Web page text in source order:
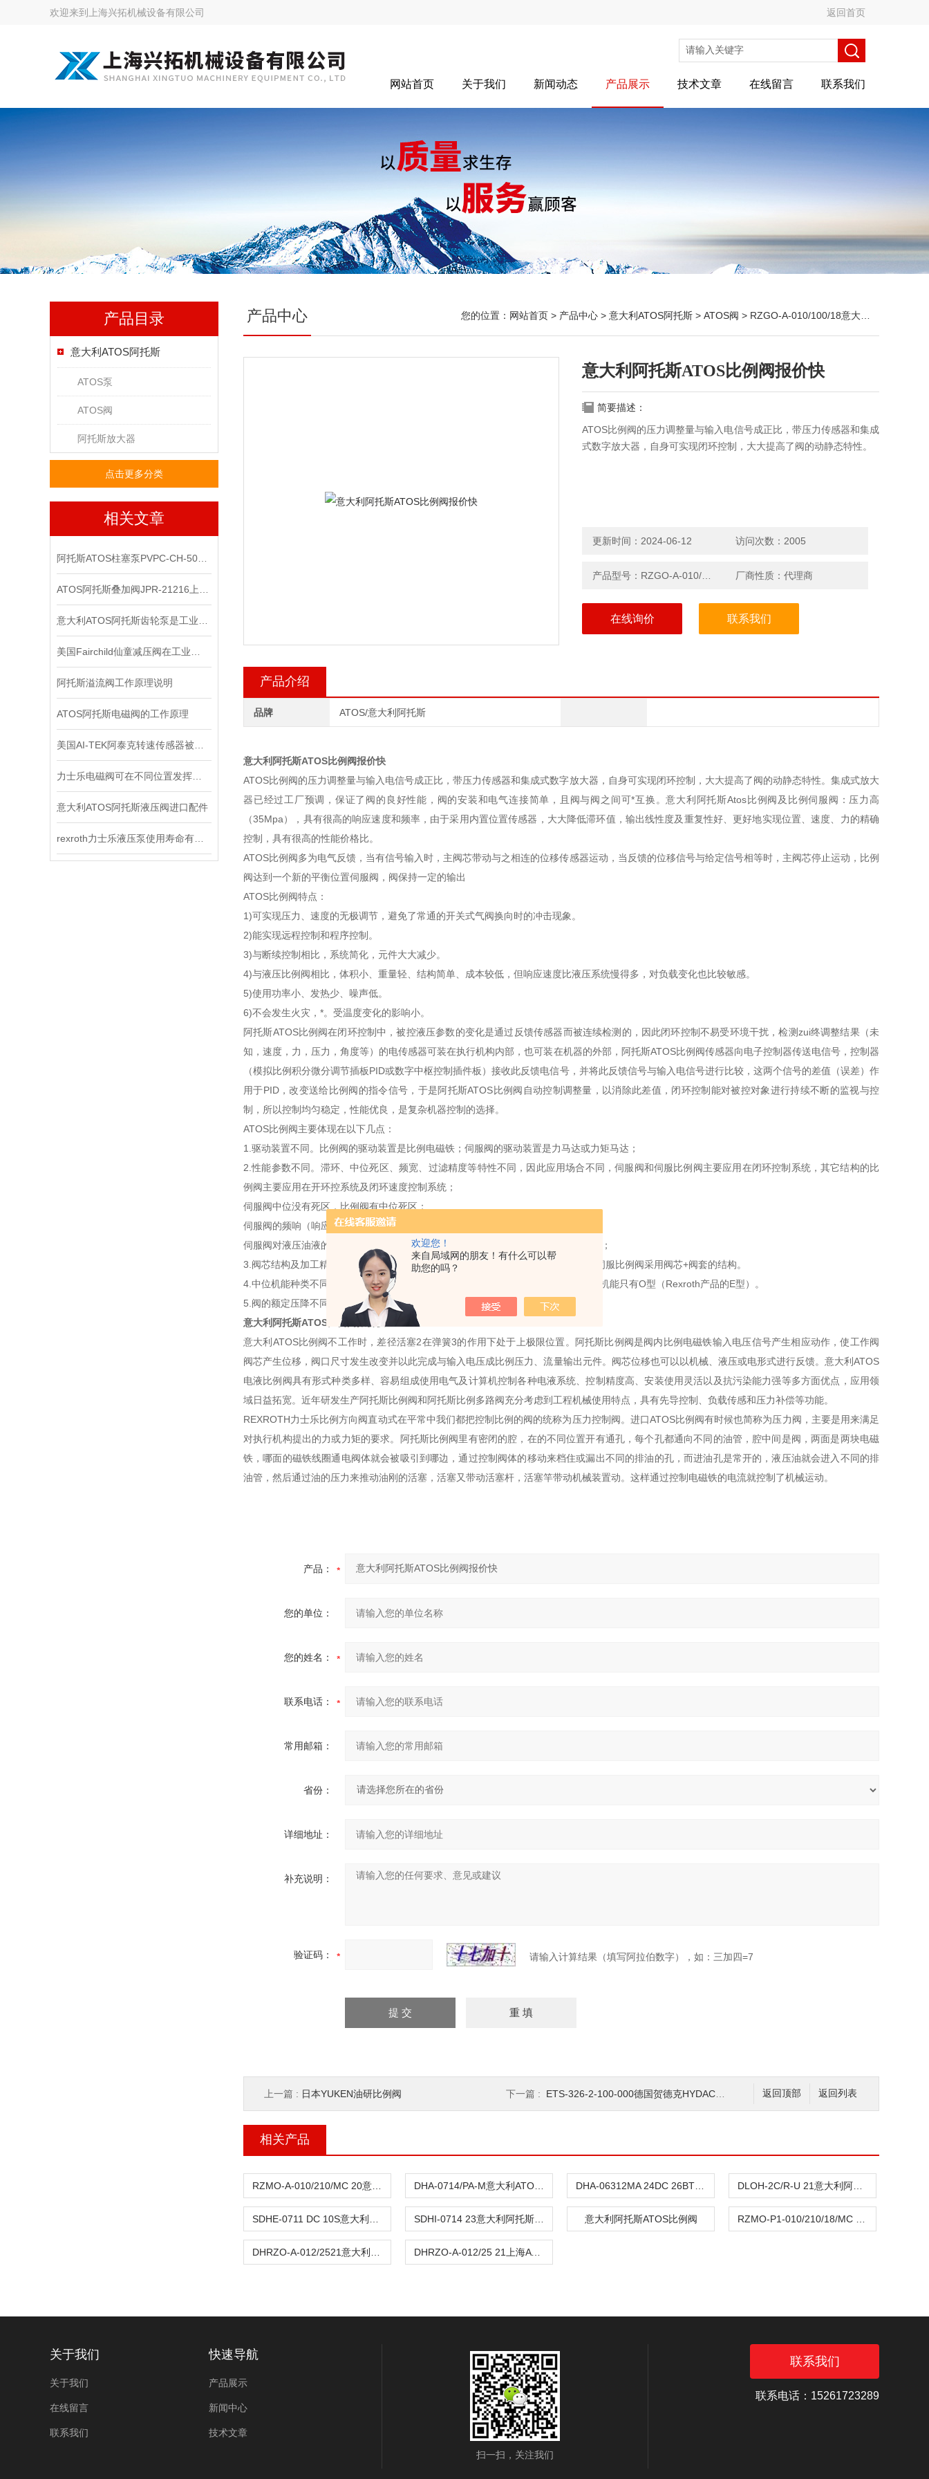
欢迎您！
来自局域网的朋友！有什么可以帮
助您的吗？
欢迎来到 上海兴拓机械设备有限公司 返回首页
网站首页 关于我们 新闻动态 产品展示 技术文章 在线留言 联系我们
产品目录
意大利ATOS阿托斯
ATOS泵
ATOS阀
阿托斯放大器
点击更多分类
相关文章
阿托斯溢流阀工作原理说明
ATOS阿托斯电磁阀的工作原理
意大利ATOS阿托斯液压阀进口配件
产品中心 您的位置： 网站首页 > 产品中心 > 意大利ATOS阿托斯 > ATOS阀 > RZGO-A-010/100/18意大利阿托斯ATOS比例阀报价快
意大利阿托斯ATOS比例阀报价快
简要描述：
ATOS比例阀的压力调整量与输入电信号成正比，带压力传感器和集成
式数字放大器，自身可实现闭环控制，大大提高了阀的动静态特性。
更新时间：2024-06-12 访问次数：2005
厂商性质：代理商
在线询价 联系我们
产品介绍
品牌 ATOS/意大利阿托斯
意大利阿托斯ATOS比例阀报价快
ATOS比例阀的压力调整量与输入电信号成正比，带压力传感器和集成式数字放大器，自身可实现闭环控制，大大提高了阀的动静态特性。集成式放大
器已经过工厂预调，保证了阀的良好性能，阀的安装和电气连接简单，且阀与阀之间可*互换。意大利阿托斯Atos比例阀及比例伺服阀：压力高
（35Mpa），具有很高的响应速度和频率，由于采用内置位置传感器，大大降低滞环值，输出线性度及重复性好、更好地实现位置、速度、力的精确
控制，具有很高的性能价格比。
ATOS比例阀多为电气反馈，当有信号输入时，主阀芯带动与之相连的位移传感器运动，当反馈的位移信号与给定信号相等时，主阀芯停止运动，比例
阀达到一个新的平衡位置伺服阀，阀保持一定的输出
ATOS比例阀特点：
1)可实现压力、速度的无极调节，避免了常通的开关式气阀换向时的冲击现象。
2)能实现远程控制和程序控制。
3)与断续控制相比，系统简化，元件大大减少。
4)与液压比例阀相比，体积小、重量轻、结构简单、成本较低，但响应速度比液压系统慢得多，对负载变化也比较敏感。
5)使用功率小、发热少、噪声低。
6)不会发生火灾，*。受温度变化的影响小。
阿托斯ATOS比例阀在闭环控制中，被控液压参数的变化是通过反馈传感器而被连续检测的，因此闭环控制不易受环境干扰，检测zui终调整结果（未
知，速度，力，压力，角度等）的电传感器可装在执行机构内部，也可装在机器的外部，阿托斯ATOS比例阀传感器向电子控制器传送电信号，控制器
（模拟比例积分微分调节插板PID或数字中枢控制插件板）接收此反馈电信号，并将此反馈信号与输入电信号进行比较，这两个信号的差值（误差）作
用于PID，改变送给比例阀的指令信号，于是阿托斯ATOS比例阀自动控制调整量，以消除此差值，闭环控制能对被控对象进行持续不断的监视与控
制，所以控制均匀稳定，性能优良，是复杂机器控制的选择。
ATOS比例阀主要体现在以下几点：
1.驱动装置不同。比例阀的驱动装置是比例电磁铁；伺服阀的驱动装置是力马达或力矩马达；
2.性能参数不同。滞环、中位死区、频宽、过滤精度等特性不同，因此应用场合不同，伺服阀和伺服比例阀主要应用在闭环控制系统，其它结构的比
例阀主要应用在开环控系统及闭环速度控制系统；
伺服阀中位没有死区，比例阀有中位死区；
伺服阀的频响（响应频率）更高，可以高达200Hz左右，比例阀一般zui高几十Hz；
伺服阀对液压油液的要求更高，需要精过滤才行，否则容易堵塞，比例阀要求低一些；
3.阀芯结构及加工精度不同。比例阀采用阀芯+阀体结构，阀体兼作阀套。伺服阀和伺服比例阀采用阀芯+阀套的结构。
4.中位机能种类不同。比例换向阀具有与普通换向阀相似的中位机能，而伺服阀中位机能只有O型（Rexroth产品的E型）。
5.阀的额定压降不同。
意大利阿托斯ATOS比例阀报价快
意大利ATOS比例阀不工作时，差径活塞2在弹簧3的作用下处于上极限位置。阿托斯比例阀是阀内比例电磁铁输入电压信号产生相应动作，使工作阀
阀芯产生位移，阀口尺寸发生改变并以此完成与输入电压成比例压力、流量输出元件。阀芯位移也可以以机械、液压或电形式进行反馈。意大利ATOS
电液比例阀具有形式种类多样、容易组成使用电气及计算机控制各种电液系统、控制精度高、安装使用灵活以及抗污染能力强等多方面优点，应用领
域日益拓宽。近年研发生产阿托斯比例阀和阿托斯比例多路阀充分考虑到工程机械使用特点，具有先导控制、负载传感和压力补偿等功能。
REXROTH力士乐比例方向阀直动式在平常中我们都把控制比例的阀的统称为压力控制阀。进口ATOS比例阀有时候也简称为压力阀，主要是用来满足
对执行机构提出的力或力矩的要求。阿托斯比例阀里有密闭的腔，在的不同位置开有通孔，每个孔都通向不同的油管，腔中间是阀，两面是两块电磁
铁，哪面的磁铁线圈通电阀体就会被吸引到哪边，通过控制阀体的移动来档住或漏出不同的排油的孔，而进油孔是常开的，液压油就会进入不同的排
油管，然后通过油的压力来推动油刚的活塞，活塞又带动活塞杆，活塞竿带动机械装置动。这样通过控制电磁铁的电流就控制了机械运动。
产品：
您的单位：
您的姓名：
联系电话：
常用邮箱：
省份：
详细地址：
补充说明：
验证码： 请输入计算结果（填写阿拉伯数字），如：三加四=7
返回列表
返回顶部
上一篇 : 日本YUKEN油研比例阀 下一篇 : ETS-326-2-100-000德国贺德克HYDAC压力传感器*
相关产品
意大利阿托斯ATOS比例阀
DHRZO-A-012/25 21上海ATOS阿托斯电磁阀经销商
关于我们
关于我们
在线留言
联系我们
快速导航
产品展示
新闻中心
技术文章
扫一扫，关注我们
联系我们
联系电话：15261723289